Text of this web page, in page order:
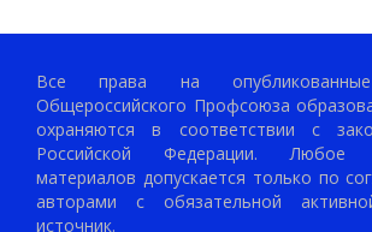
Все права на
Общероссийского Профсоюза
охраняются в соответствии с
Российской Федерации. Любое
материалов допускается только по
авторами с обязательной
источник.